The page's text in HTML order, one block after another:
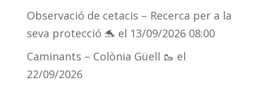
s m te
ix
Observació de cetacis – Recerca per a la
seva protecció 🐬 el 13/09/2026 08:00
Caminants – Colònia Güell 🥾 el
22/09/2026